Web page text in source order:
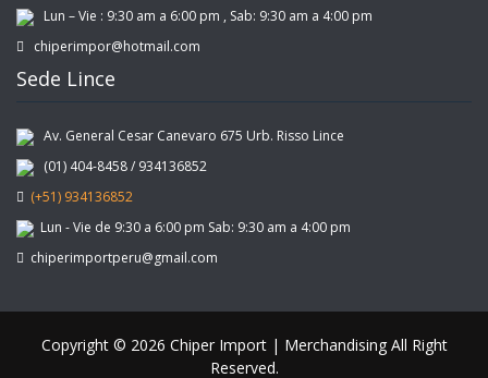
Lun – Vie : 9:30 am a 6:00 pm , Sab: 9:30 am a 4:00 pm
chiperimpor@hotmail.com
Sede Lince
Av. General Cesar Canevaro 675 Urb. Risso Lince
(01) 404-8458 / 934136852
(+51) 934136852
Lun - Vie de 9:30 a 6:00 pm Sab: 9:30 am a 4:00 pm
chiperimportperu@gmail.com
Copyright © 2026 Chiper Import | Merchandising All Right
Reserved.